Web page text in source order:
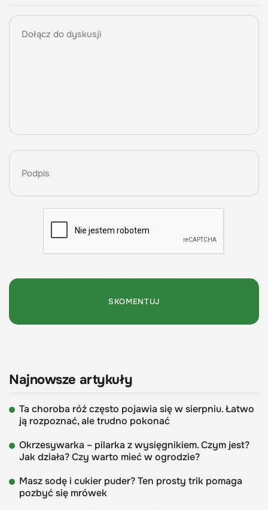
Najnowsze artykuły
Ta choroba róż często pojawia się w sierpniu. Łatwo
ją rozpoznać, ale trudno pokonać
Okrzesywarka – pilarka z wysięgnikiem. Czym jest?
Jak działa? Czy warto mieć w ogrodzie?
Masz sodę i cukier puder? Ten prosty trik pomaga
pozbyć się mrówek